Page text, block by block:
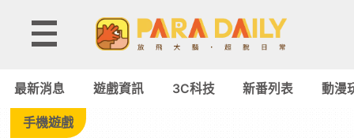
Tag:
下
最新消息 遊戲資訊 3C科技 新番列表 動漫
手機遊戲